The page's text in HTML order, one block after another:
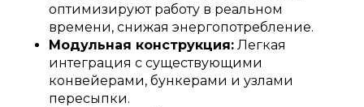
оптимизируют работу в реальном
времени, снижая энергопотребление.
Модульная конструкция: Легкая
интеграция с существующими
конвейерами, бункерами и узлами
пересыпки.